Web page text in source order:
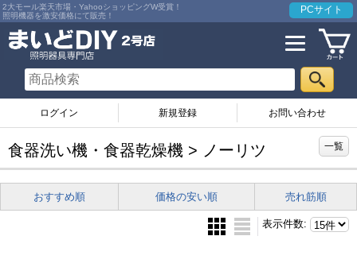
2大モール楽天市場・YahooショッピングW受賞！
照明機器を激安価格にて販売！
PCサイト
ログイン お問い合わせ
食器洗い機・食器乾燥機 > ノーリツ 一覧
おすすめ順 価格の安い順 売れ筋順
表示件数: